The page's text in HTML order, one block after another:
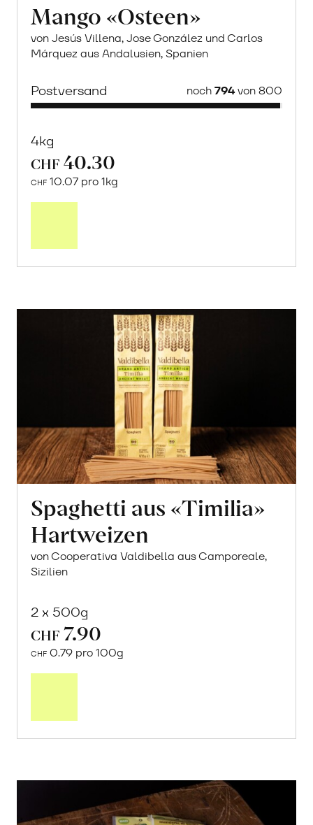
Mango «Osteen»
von Jesús Villena, Jose González und Carlos
Márquez aus Andalusien, Spanien
Postversand noch794von 800
4kg
CHF 40.30
CHF 10.07 pro 1kg
Post
erfahren
Spaghetti aus «Timilia»
Hartweizen
von Cooperativa Valdibella aus Camporeale,
Sizilien
2 x 500g
CHF 7.90
CHF 0.79 pro 100g